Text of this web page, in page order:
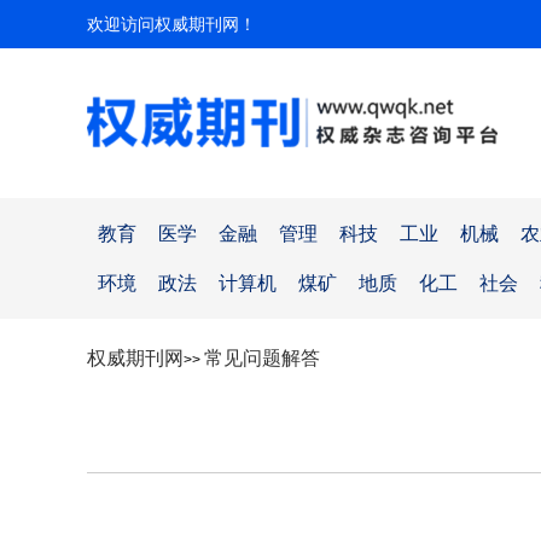
欢迎访问权威期刊网！
教育 医学 金融 管理 科技 工业 机械
环境 政法 计算机 煤矿 地质 化工 社会
权威期刊网 >> 常见问题解答